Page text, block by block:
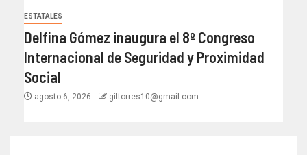
ESTATALES
Delfina Gómez inaugura el 8º Congreso
Internacional de Seguridad y Proximidad
Social
agosto 6, 2026 giltorres10@gmail.com